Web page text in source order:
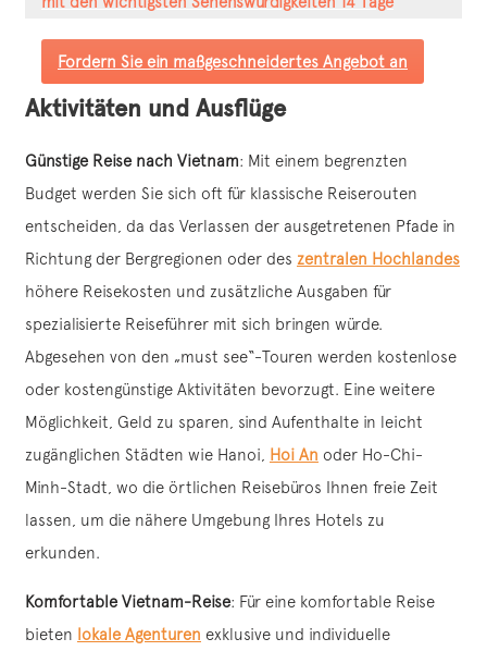
Fordern Sie ein maßgeschneidertes Angebot an
Aktivitäten und Ausflüge
Günstige Reise nach Vietnam: Mit einem begrenzten
Budget werden Sie sich oft für klassische Reiserouten
entscheiden, da das Verlassen der ausgetretenen Pfade in
Richtung der Bergregionen oder des zentralen Hochlandes
höhere Reisekosten und zusätzliche Ausgaben für
spezialisierte Reiseführer mit sich bringen würde.
Abgesehen von den „must see“-Touren werden kostenlose
oder kostengünstige Aktivitäten bevorzugt. Eine weitere
Möglichkeit, Geld zu sparen, sind Aufenthalte in leicht
zugänglichen Städten wie Hanoi, Hoi An oder Ho-Chi-
Minh-Stadt, wo die örtlichen Reisebüros Ihnen freie Zeit
lassen, um die nähere Umgebung Ihres Hotels zu
erkunden.
Komfortable Vietnam-Reise: Für eine komfortable Reise
bieten lokale Agenturen exklusive und individuelle